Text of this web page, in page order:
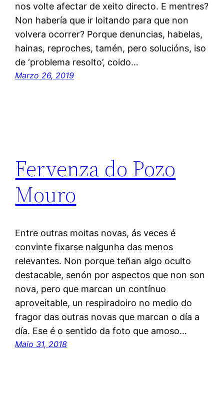
nos volte afectar de xeito directo. E mentres?
Non habería que ir loitando para que non
volvera ocorrer? Porque denuncias, habelas,
hainas, reproches, tamén, pero solucións, iso
de ‘problema resolto’, coido…
Marzo 26, 2019
Fervenza do Pozo
Mouro
Entre outras moitas novas, ás veces é
convinte fixarse nalgunha das menos
relevantes. Non porque teñan algo oculto
destacable, senón por aspectos que non son
nova, pero que marcan un contínuo
aproveitable, un respiradoiro no medio do
fragor das outras novas que marcan o día a
día. Ese é o sentido da foto que amoso…
Maio 31, 2018